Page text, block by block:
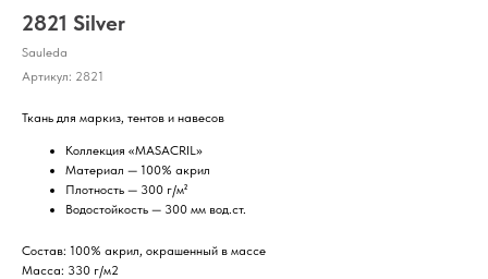
2821 Silver
Sauleda
Артикул: 2821
Ткань для маркиз, тентов и навесов
Коллекция «MASACRIL»
Материал — 100% акрил
Плотность — 300 г/м²
Водостойкость — 300 мм вод.ст.
Состав: 100% акрил, окрашенный в массе
Масса: 330 г/м2